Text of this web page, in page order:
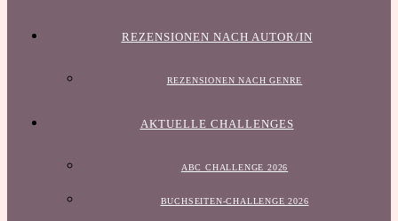
REZENSIONEN NACH AUTOR/IN
REZENSIONEN NACH GENRE
AKTUELLE CHALLENGES
ABC CHALLENGE 2026
BUCHSEITEN-CHALLENGE 2026